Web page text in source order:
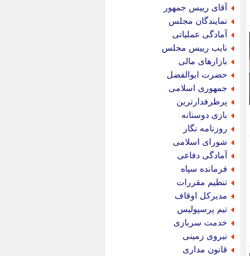
آقای رییس جمهور
نمایندگان مجلس
آمادگی عملیاتی
نایب رییس مجلس
بازارهای مالی
حضرت ابوالفضل
جمهوری اسلامی
پرطرفدارترین
بازی دوستانه
روزنامه نگار
شورای اسلامی
آمادگی دفاعی
فرمانده سپاه
تنظیم مقررات
مدیرکل اوقاف
تیم پرسپولیس
خدمت سربازی
نیروی زمینی
قانون مداری